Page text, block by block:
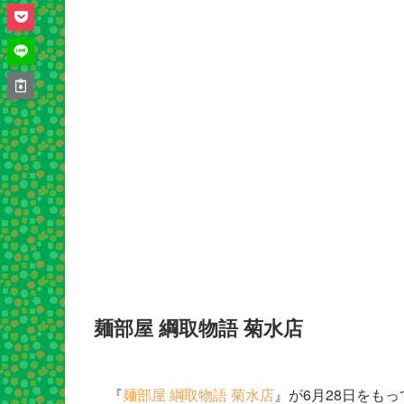
麺部屋 綱取物語 菊水店
『麺部屋 綱取物語 菊水店』が6月28日をもっ